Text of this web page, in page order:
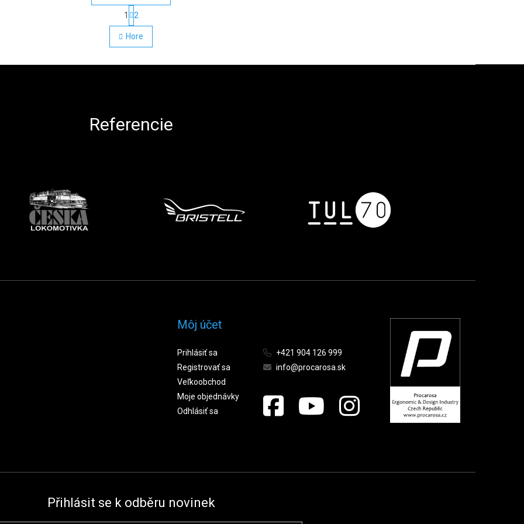
Ovládacie prvky výpisu
Stránkovanie
1 2
Hore
Referencie
Môj účet
Prihlásiť sa
Registrovať sa
Veľkoobchod
Moje objednávky
Odhlásiť sa
+421 904 126 999
info@procarosa.sk
Přihlásit se k odběru novinek